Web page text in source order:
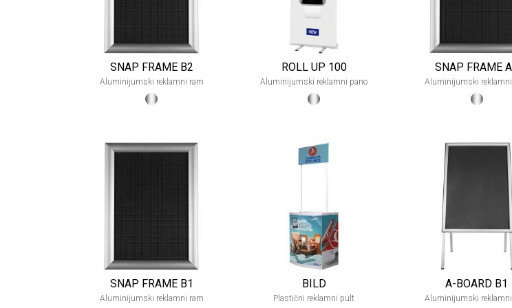
SNAP FRAME B2
Aluminijumski reklamni ram
ROLL UP 100
Aluminijumski reklamni pano
SNAP FRAME
Aluminijumski
SNAP FRAME B1
Aluminijumski reklamni ram
BILD
Plastični reklamni pult
A-BOARD B1
Aluminijumski